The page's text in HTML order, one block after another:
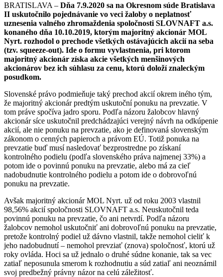
BRATISLAVA – Dňa 7.9.2020 sa na Okresnom súde Bratislava
II uskutočnilo pojednávanie vo veci žaloby o neplatnosť
uznesenia valného zhromaždenia spoločnosti SLOVNAFT a.s.
konaného dňa 10.10.2019, ktorým majoritný akcionár MOL
Nyrt. rozhodol o prechode všetkých ostávajúcich akcií na seba
(tzv. squeeze-out). Ide o formu vyvlastnenia, pri ktorom
majoritný akcionár získa akcie všetkých menšinových
akcionárov bez ich súhlasu za cenu, ktorú doloží znaleckým
posudkom.
Slovenské právo podmieňuje taký prechod akcií okrem iného tým,
že majoritný akcionár predtým uskutoční ponuku na prevzatie. V
tom práve spočíva jadro sporu. Podľa názoru žalobcov hlavný
akcionár síce uskutočnil predchádzajúci verejný návrh na odkúpenie
akcií, ale nie ponuku na prevzatie, ako je definovaná slovenským
zákonom o cenných papieroch a právom EÚ. Totiž ponuka na
prevzatie buď musí nasledovať bezprostredne po získaní
kontrolného podielu (podľa slovenského práva najmenej 33%) a
potom ide o povinnú ponuku na prevzatie, alebo má za cieľ
nadobudnutie kontrolného podielu a potom ide o dobrovoľnú
ponuku na prevzatie.
Avšak majoritný akcionár MOL Nyrt. už od roku 2003 vlastnil
98,56% akcií spoločnosti SLOVNAFT a.s. Neuskutočnil teda
povinnú ponuku na prevzatie, čo ani netvrdí. Podľa názoru
žalobcov nemohol uskutočniť ani dobrovoľnú ponuku na prevzatie,
pretože kontrolný podiel už dávno vlastnil, takže nemohol cieliť k
jeho nadobudnutí – nemohol prevziať (znova) spoločnosť, ktorú už
roky ovláda. Hoci sa už jednalo o druhé súdne konanie, tak sa vec
zatiaľ neposunula smerom k rozhodnutiu a súd zatiaľ ani neoznámil
svoj predbežný právny názor na celú záležitosť.